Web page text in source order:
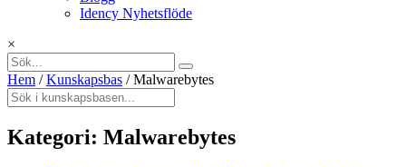
Idency Nyhetsflöde
×
Hem / Kunskapsbas / Malwarebytes
Kategori: Malwarebytes